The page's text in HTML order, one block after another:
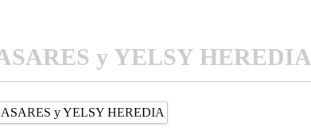
y YELSY HEREDIA